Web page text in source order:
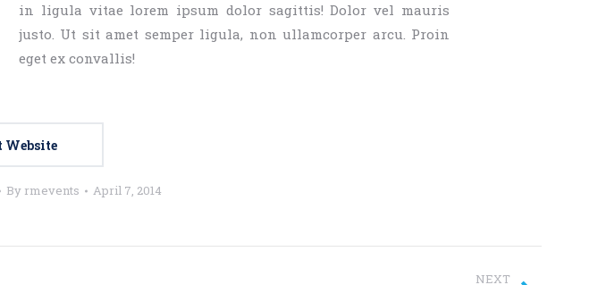
in ligula vitae lorem ipsum dolor sagittis! Dolor vel mauris
justo. Ut sit amet semper ligula, non ullamcorper arcu. Proin
eget ex convallis!
By rmevents April 7, 2014
NEXT